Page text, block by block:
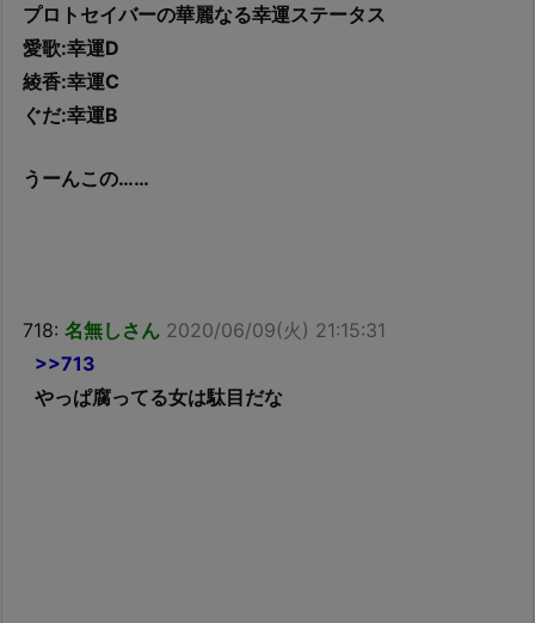
プロトセイバーの華麗なる幸運ステータス
愛歌:幸運D
綾香:幸運C
ぐだ:幸運B
うーんこの……
718: 名無しさん 2020/06/09(火) 21:15:31
>>713
やっぱ腐ってる女は駄目だな